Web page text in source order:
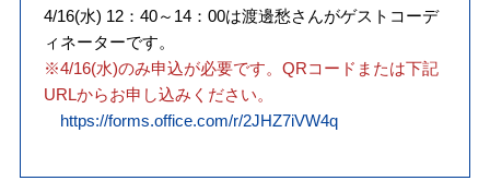
4/16(水) 12：40～14：00は渡邊愁さんがゲストコーデ
ィネーターです。
※4/16(水)のみ申込が必要です。QRコードまたは下記
URLからお申し込みください。
https://forms.office.com/r/2JHZ7iVW4q